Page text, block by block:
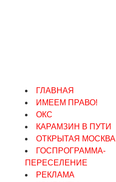
ГЛАВНАЯ
ИМЕЕМ ПРАВО!
ОКС
КАРАМЗИН В ПУТИ
ОТКРЫТАЯ МОСКВА
ГОСПРОГРАММА-
ПЕРЕСЕЛЕНИЕ
РЕКЛАМА